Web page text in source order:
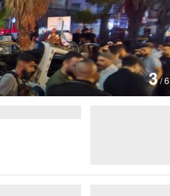
图集
云南弥勒：欢庆火把节4/6